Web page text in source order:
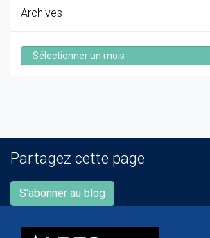
Archives
Archives
Partagez cette page
S'abonner au blog